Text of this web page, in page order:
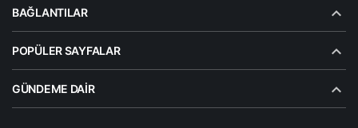
BAĞLANTILAR
POPÜLER SAYFALAR
GÜNDEME DAIR